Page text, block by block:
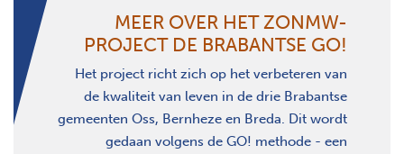
MEER OVER HET ZONMW-
PROJECT DE BRABANTSE GO!
Het project richt zich op het verbeteren van
de kwaliteit van leven in de drie Brabantse
gemeenten Oss, Bernheze en Breda. Dit wordt
gedaan volgens de GO! methode - een